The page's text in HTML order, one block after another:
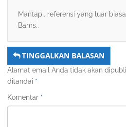
Mantap.. referensi yang luar
Bams..
TINGGALKAN BALASAN
Alamat email Anda tidak akan
ditandai *
Komentar *